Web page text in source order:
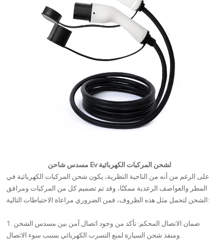
مسدس شاحن Ev لشحن المركبات الكهربائية
على الرغم من أنه من الناحية النظرية، يكون شحن المركبات الكهربائية في
المطر والعواصف الرعدية ممكنًا، وقد تم تصميم كل من المركبات ومرافق
الشحن لتحمل مثل هذه الظروف، فمن الضروري مراعاة الاحتياطات التالية:
1. ضمان الاتصال المحكم: تأكد من وجود اتصال آمن بين مسدس الشحن
ومنفذ شحن السيارة لمنع التسرب الكهربائي بسبب سوء الاتصال.